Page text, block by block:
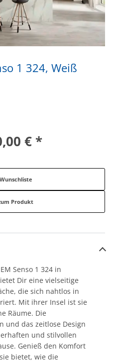
1 324, Weiß
€ *
Produkt
Senso 1 324 in
Dir eine vielseitige
die sich nahtlos in
Mit ihrer Insel ist sie
Räume. Die
und das zeitlose Design
und stilvollen
Genieß den Komfort
bietet, wie die